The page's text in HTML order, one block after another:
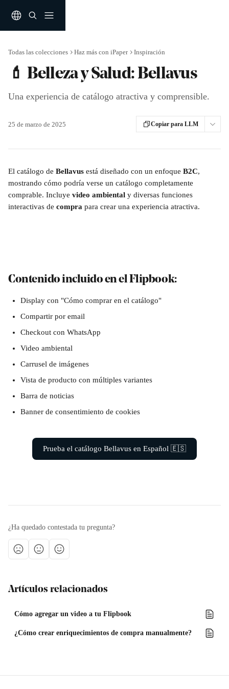
Todas las colecciones Haz más con iPaper Inspiración
💄 Belleza y Salud: Bellavus
Una experiencia de catálogo atractiva y comprensible.
25 de marzo de 2025 Copiar para LLM
El catálogo de Bellavus está diseñado con un enfoque B2C,
mostrando cómo podría verse un catálogo completamente
comprable. Incluye video ambiental y diversas funciones
interactivas de compra para crear una experiencia atractiva.
Contenido incluido en el Flipbook:
Display con "Cómo comprar en el catálogo"
Compartir por email
Checkout con WhatsApp
Video ambiental
Carrusel de imágenes
Vista de producto con múltiples variantes
Barra de noticias
Banner de consentimiento de cookies
Prueba el catálogo Bellavus en Español 🇪🇸
¿Ha quedado contestada tu pregunta?
Artículos relacionados
Cómo agregar un video a tu Flipbook
¿Cómo crear enriquecimientos de compra manualmente?